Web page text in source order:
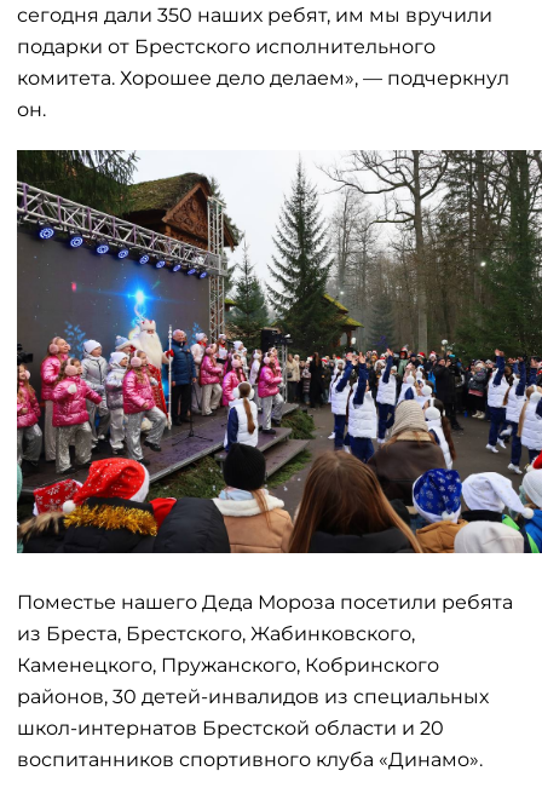
сегодня дали 350 наших ребят, им мы вручили
подарки от Брестского исполнительного
комитета. Хорошее дело делаем», — подчеркнул
он.
Поместье нашего Деда Мороза посетили ребята
из Бреста, Брестского, Жабинковского,
Каменецкого, Пружанского, Кобринского
районов, 30 детей-инвалидов из специальных
школ-интернатов Брестской области и 20
воспитанников спортивного клуба «Динамо».